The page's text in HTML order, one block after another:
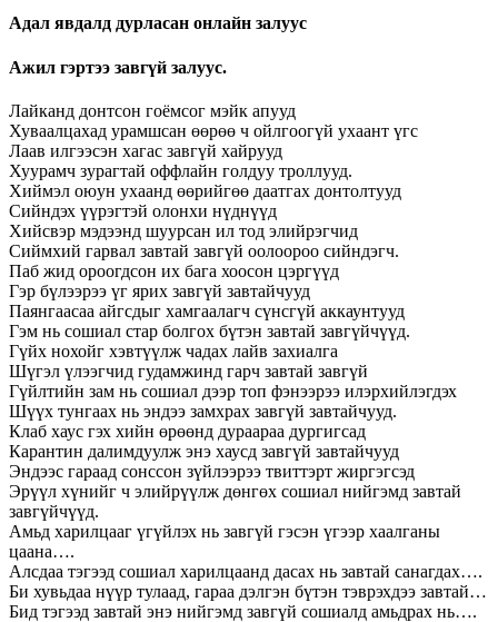
Адал явдалд дурласан онлайн залуус
Ажил гэртээ завгүй залуус.
Лайканд донтсон гоёмсог мэйк апууд
Хуваалцахад урамшсан өөрөө ч ойлгоогүй ухаант үгс
Лаав илгээсэн хагас завгүй хайрууд
Хуурамч зурагтай оффлайн голдуу троллууд.
Хиймэл оюун ухаанд өөрийгөө даатгах донтолтууд
Сийндэх үүрэгтэй олонхи нүднүүд
Хийсвэр мэдээнд шуурсан ил тод элийрэгчид
Сиймхий гарвал завтай завгүй оолоороо сийндэгч.
Паб жид ороогдсон их бага хоосон цэргүүд
Гэр бүлээрээ үг ярих завгүй завтайчууд
Паянгаасаа айгсдыг хамгаалагч сүнсгүй аккаунтууд
Гэм нь сошиал стар болгох бүтэн завтай завгүйчүүд.
Гүйх нохойг хэвтүүлж чадах лайв захиалга
Шүгэл үлээгчид гудамжинд гарч завтай завгүй
Гүйлтийн зам нь сошиал дээр топ фэнээрээ илэрхийлэгдэх
Шүүх тунгаах нь эндээ замхрах завгүй завтайчууд.
Клаб хаус гэх хийн өрөөнд дураараа дургигсад
Карантин далимдуулж энэ хаусд завгүй завтайчууд
Эндээс гараад сонссон зүйлээрээ твиттэрт жиргэгсэд
Эрүүл хүнийг ч элийрүүлж дөнгөх сошиал нийгэмд завтай
завгүйчүүд.
Амьд харилцааг үгүйлэх нь завгүй гэсэн үгээр хаалганы
цаана….
Алсдаа тэгээд сошиал харилцаанд дасах нь завтай санагдах….
Би хувьдаа нүүр тулаад, гараа дэлгэн бүтэн тэврэхдээ завтай…
Бид тэгээд завтай энэ нийгэмд завгүй сошиалд амьдрах нь….